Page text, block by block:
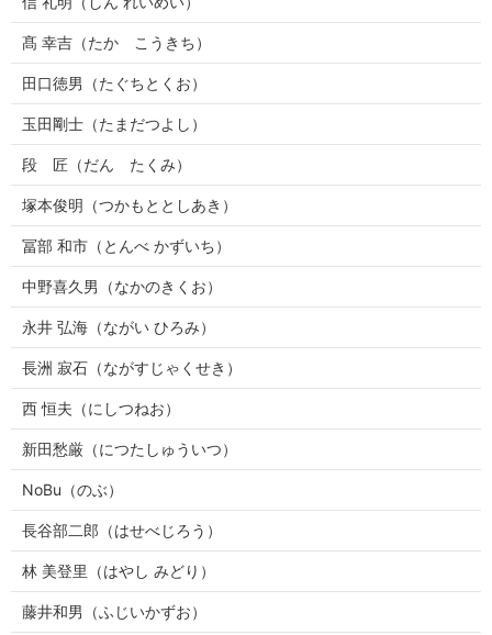
髙 幸吉（たか こうきち）
田口徳男（たぐちとくお）
玉田剛士（たまだつよし）
段 匠（だん たくみ）
塚本俊明（つかもととしあき）
冨部 和市（とんべ かずいち）
中野喜久男（なかのきくお）
永井 弘海（ながい ひろみ）
長洲 寂石（ながすじゃくせき）
西 恒夫（にしつねお）
新田愁厳（につたしゅういつ）
NoBu（のぶ）
長谷部二郎（はせべじろう）
林 美登里（はやし みどり）
藤井和男（ふじいかずお）